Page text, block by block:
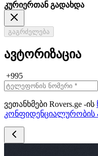
კურიერთან გადახდა
გაგრძელება
ავტორიზაცია
+995
ვეთანხმები Rovers.ge -ის
კონფიდენციალურობის